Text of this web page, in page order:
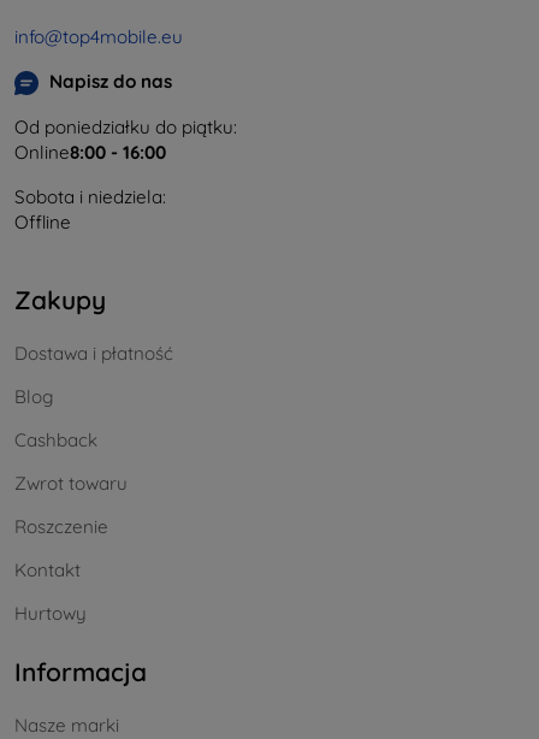
info@top4mobile.eu
Napisz do nas
Od poniedziałku do piątku:
Online8:00 - 16:00
Sobota i niedziela:
Offline
Zakupy
Dostawa i płatność
Blog
Cashback
Zwrot towaru
Roszczenie
Kontakt
Hurtowy
Informacja
Nasze marki